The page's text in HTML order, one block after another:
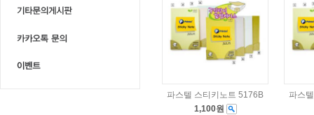
파스텔 스티키노트 5176B
1,100원
파스